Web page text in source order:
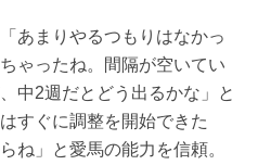
あまりやるつもりはなかっ
ゃったね。間隔が空いてい
中2週だとどう出るかな」と
すぐに調整を開始できた
ね」と愛馬の能力を信頼。